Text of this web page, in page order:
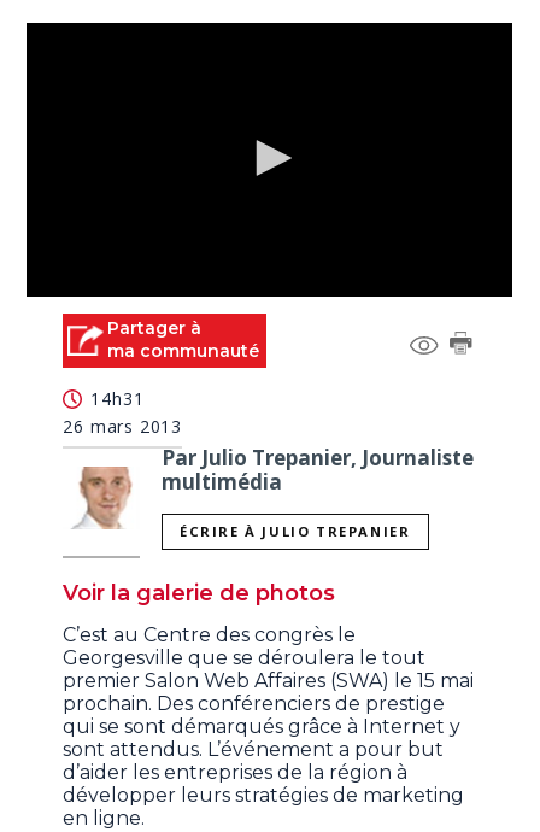
seconds
seconds
Partager à
ma communauté
14h31
26 mars 2013
Par Julio Trepanier, Journaliste
multimédia
ÉCRIRE À JULIO TREPANIER
Voir la galerie de photos
C’est au Centre des congrès le
Georgesville que se déroulera le tout
premier Salon Web Affaires (SWA) le 15 mai
prochain. Des conférenciers de prestige
qui se sont démarqués grâce à Internet y
sont attendus. L’événement a pour but
d’aider les entreprises de la région à
développer leurs stratégies de marketing
en ligne.